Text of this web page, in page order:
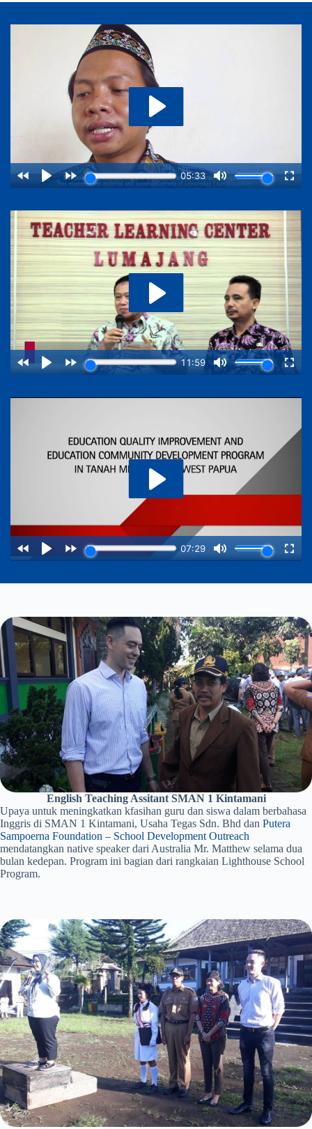
English Teaching Assitant SMAN 1 Kintamani
Upaya untuk meningkatkan kfasihan guru dan siswa dalam berbahasa
Inggris di SMAN 1 Kintamani, Usaha Tegas Sdn. Bhd dan Putera
Sampoerna Foundation – School Development Outreach
mendatangkan native speaker dari Australia Mr. Matthew selama dua
bulan kedepan. Program ini bagian dari rangkaian Lighthouse School
Program.